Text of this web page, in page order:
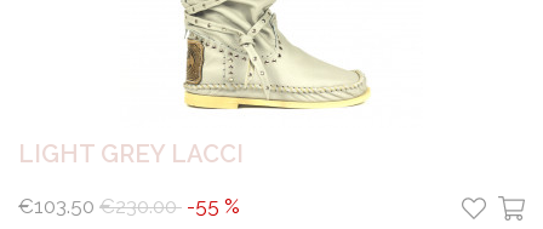
LIGHT GREY LACCI
€103.50 €230.00 -55 %